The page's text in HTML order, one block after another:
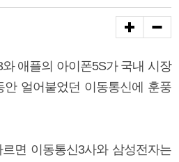
애플의 아이폰5S가 국내 시장
얼어붙었던 이동통신에 훈풍
면 이동통신3사와 삼성전자는